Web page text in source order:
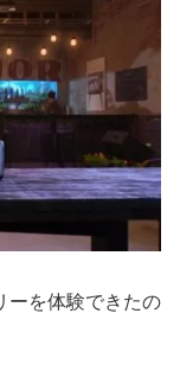
ーを体験できたの